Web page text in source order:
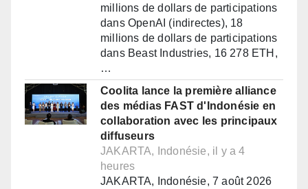
millions de dollars de participations
dans OpenAI (indirectes), 18
millions de dollars de participations
dans Beast Industries, 16 278 ETH,
…
Coolita lance la première alliance
des médias FAST d'Indonésie en
collaboration avec les principaux
diffuseurs
JAKARTA, Indonésie, il y a 4
heures
JAKARTA, Indonésie, 7 août 2026